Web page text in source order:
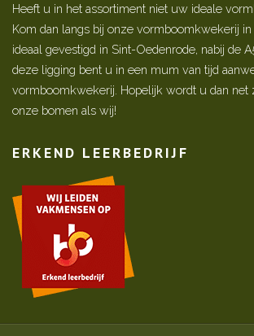
Heeft u in het assortiment niet uw ideale
Kom dan langs bij onze vormboomkwekerij in
ideaal gevestigd in Sint-Oedenrode, nabij de
deze ligging bent u in een mum van tijd
vormboomkwekerij. Hopelijk wordt u dan net
onze bomen als wij!
ERKEND LEERBEDRIJF